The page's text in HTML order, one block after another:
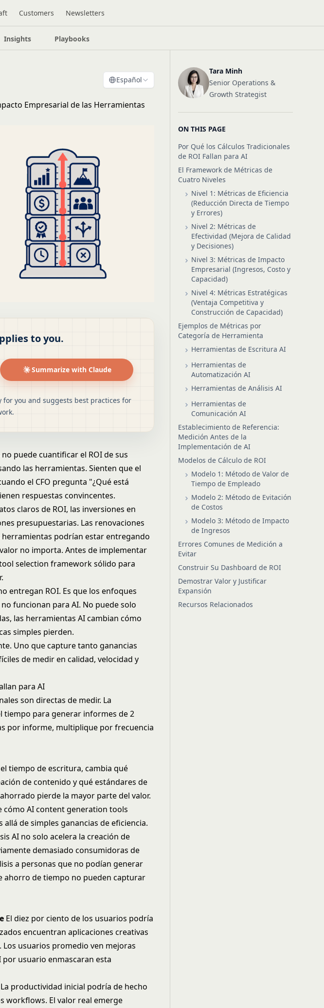
Customers Newsletters
Insights Playbooks
Español
Empresarial de las Herramientas
to you.
Summarize with Claude
you and suggests best practices for
puede cuantificar el ROI de sus
las herramientas. Sienten que el
el CFO pregunta "¿Qué está
respuestas convincentes.
claros de ROI, las inversiones en
presupuestarias. Las renovaciones
herramientas podrían estar entregando
no importa. Antes de implementar
selection frameworksólido para
entregan ROI. Es que los enfoques
funcionan para AI. No puede solo
las herramientas AI cambian cómo
simples pierden.
Uno que capture tanto ganancias
de medir en calidad, velocidad y
para AI
son directas de medir. La
tiempo para generar informes de 2
por informe, multiplique por frecuencia
tiempo de escritura, cambia qué
de contenido y qué estándares de
pierde la mayor parte del valor.
cómoAI content generation tools
de simples ganancias de eficiencia.
AI no solo acelera la creación de
demasiado consumidoras de
a personas que no podían generar
ahorro de tiempo no pueden capturar
El diez por ciento de los usuarios podría
encuentran aplicaciones creativas
usuarios promedio ven mejoras
por usuario enmascaran esta
La productividad inicial podría de hecho
workflows. El valor real emerge
Tara Minh
Senior Operations &
Growth Strategist
ON THIS PAGE
Por Qué los Cálculos Tradicionales
de ROI Fallan para AI
El Framework de Métricas de
Cuatro Niveles
Nivel 1: Métricas de Eficiencia
(Reducción Directa de Tiempo
y Errores)
Nivel 2: Métricas de
Efectividad (Mejora de Calidad
y Decisiones)
Nivel 3: Métricas de Impacto
Empresarial (Ingresos, Costo y
Capacidad)
Nivel 4: Métricas Estratégicas
(Ventaja Competitiva y
Construcción de Capacidad)
Ejemplos de Métricas por
Categoría de Herramienta
Herramientas de Escritura AI
Herramientas de
Automatización AI
Herramientas de Análisis AI
Herramientas de
Comunicación AI
Establecimiento de Referencia:
Medición Antes de la
Implementación de AI
Modelos de Cálculo de ROI
Modelo 1: Método de Valor de
Tiempo de Empleado
Modelo 2: Método de Evitación
de Costos
Modelo 3: Método de Impacto
de Ingresos
Errores Comunes de Medición a
Evitar
Construir Su Dashboard de ROI
Demostrar Valor y Justificar
Expansión
Recursos Relacionados